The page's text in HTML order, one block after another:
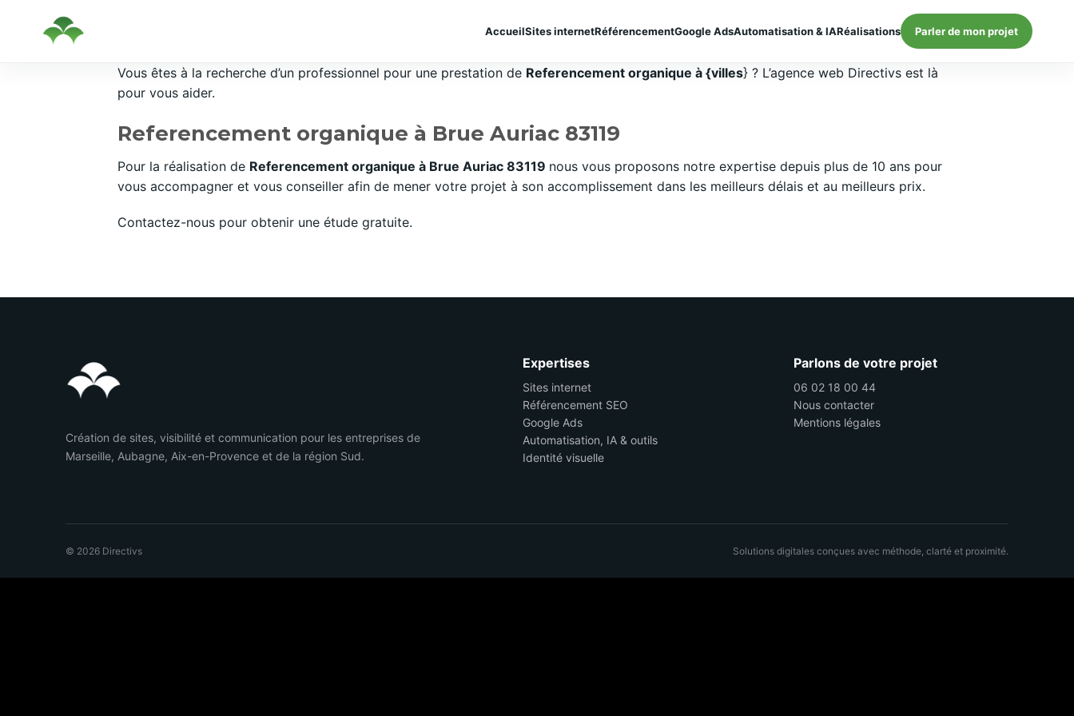
AccueilSites internetRéférencementGoogle AdsAutomatisation & IARéalisations Parler de mon projet
Vous êtes à la recherche d’un professionnel pour une prestation de Referencement organique à {villes} ? L’agence web Directivs est là
pour vous aider.
Referencement organique à Brue Auriac 83119
Pour la réalisation de Referencement organique à Brue Auriac 83119 nous vous proposons notre expertise depuis plus de 10 ans pour
vous accompagner et vous conseiller afin de mener votre projet à son accomplissement dans les meilleurs délais et au meilleurs prix.
Contactez-nous pour obtenir une étude gratuite.
Création de sites, visibilité et communication pour les entreprises de
Marseille, Aubagne, Aix-en-Provence et de la région Sud.
Expertises
Sites internet
Référencement SEO
Google Ads
Automatisation, IA & outils
Identité visuelle
Parlons de votre projet
06 02 18 00 44
Nous contacter
Mentions légales
© 2026 Directivs Solutions digitales conçues avec méthode, clarté et proximité.